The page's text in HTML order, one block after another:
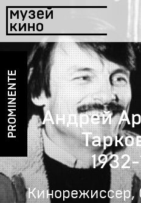
PROMINENTE
Андрей
Кинорежиссер,